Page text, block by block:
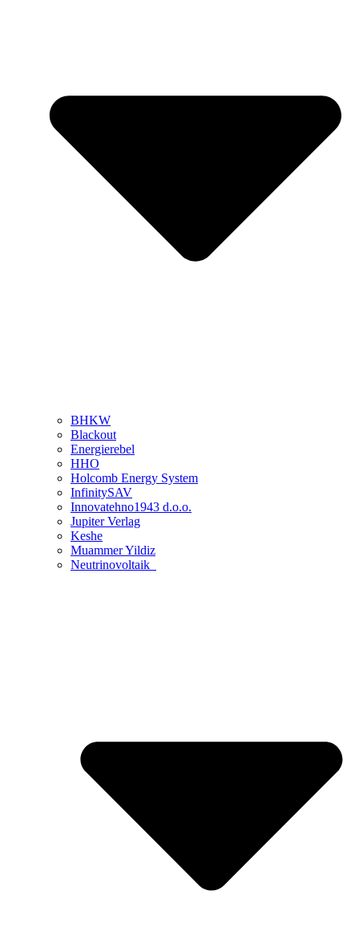
BHKW
Blackout
Energierebel
HHO
Holcomb Energy System
InfinitySAV
Innovatehno1943 d.o.o.
Jupiter Verlag
Keshe
Muammer Yildiz
Neutrinovoltaik